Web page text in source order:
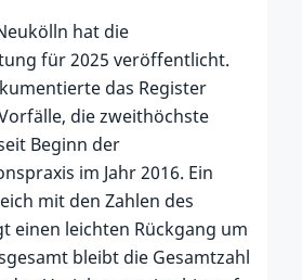
hat die
für 2025 veröffentlicht.
das Register
die zweithöchste
Beginn der
im Jahr 2016. Ein
mit den Zahlen des
einen leichten Rückgang um
bleibt die Gesamtzahl